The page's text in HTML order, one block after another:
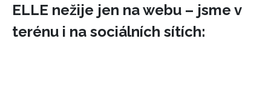
ELLE nežije jen na webu – jsme v
terénu i na sociálních sítích: